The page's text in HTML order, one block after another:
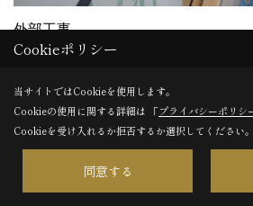
外部工事
外部の工事は～
断熱材を貼っています。
こちらも順調に進んでいます。
Cookieポリシー
当サイトではCookieを使用します。
Cookieの使用に関する詳細は 「プライバシーポリシ
Cookieを受け入れるか拒否するか選択してください。
同意する